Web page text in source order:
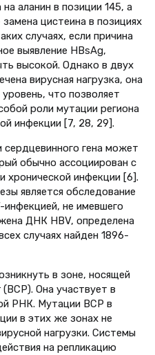
аланин в позиции 145, а
цистеина в позициях
случаях, если причина
выявление HBsAg,
высокой. Однако в двух
вирусная нагрузка, она
что позволяет
роли мутации региона
инфекции [7, 28, 29].
гена может
обычно ассоциирован с
хронической инфекции [6].
является обследование
инфекцией, не имевшего
ДНК НВV, определена
случаях найден 1896-
в зоне, носящей
Она участвует в
РНК. Мутации ВСР в
в этих же зонах не
нагрузки. Системы
на репликацию